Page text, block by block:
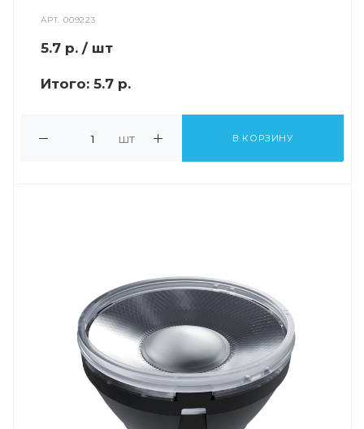
АРТ.009223
5.7 р. / шт
Итого: 5.7 р.
шт В КОРЗИНУ